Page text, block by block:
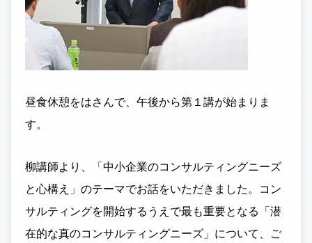
昼食休憩をはさんで、午後から第１講が始まりま
す。
柳講師より、「中小企業のコンサルティングニーズ
と心構え」のテーマでお話をいただきました。コン
サルティングを開始するうえで最も重要となる「潜
在的な真のコンサルティングニーズ」について、ご